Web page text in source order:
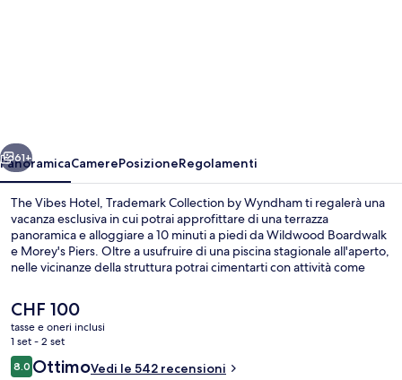
by
Wyndham
Avanti
61+
PanoramicaCamerePosizioneRegolamenti
The Vibes Hotel, Trademark Collection by Wyndham ti regalerà una
vacanza esclusiva in cui potrai approfittare di una terrazza
panoramica e alloggiare a 10 minuti a piedi da Wildwood Boardwalk
e Morey's Piers. Oltre a usufruire di una piscina stagionale all'aperto,
nelle vicinanze della struttura potrai cimentarti con attività come
Convention Center e Parco Acquatico Raging Waters Water Park si
trovano a soli 15 minuti a piedi. Altri viaggiatori apprezzano il
personale gentile della struttura.
Il
prezzo
attuale
è
CHF 100
CHF 100
tasse e oneri inclusi
1 set - 2 set
Recensioni
8.08.0 su 10
OttimoVedi le 542 recensioni